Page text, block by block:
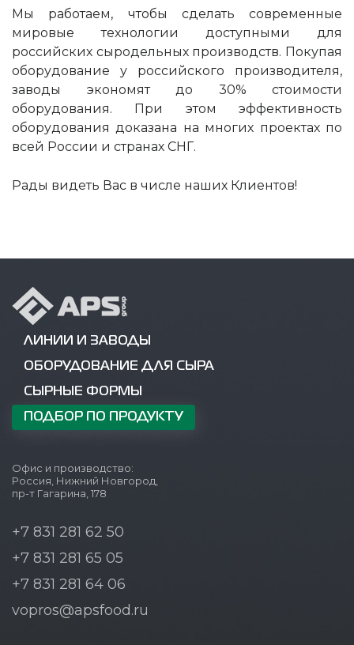
Мы работаем, чтобы сделать современные
мировые технологии доступными для
российских сыродельных производств. Покупая
оборудование у российского производителя,
заводы экономят до 30% стоимости
оборудования. При этом эффективность
оборудования доказана на многих проектах по
всей России и странах СНГ.
Рады видеть Вас в числе наших Клиентов!
ЛИНИИ И ЗАВОДЫ
ОБОРУДОВАНИЕ ДЛЯ СЫРА
СЫРНЫЕ ФОРМЫ
ПОДБОР ПО ПРОДУКТУ
Офис и производство:
Россия, Нижний Новгород,
пр-т Гагарина, 178
+7 831 281 62 50
+7 831 281 65 05
+7 831 281 64 06
vopros@apsfood.ru